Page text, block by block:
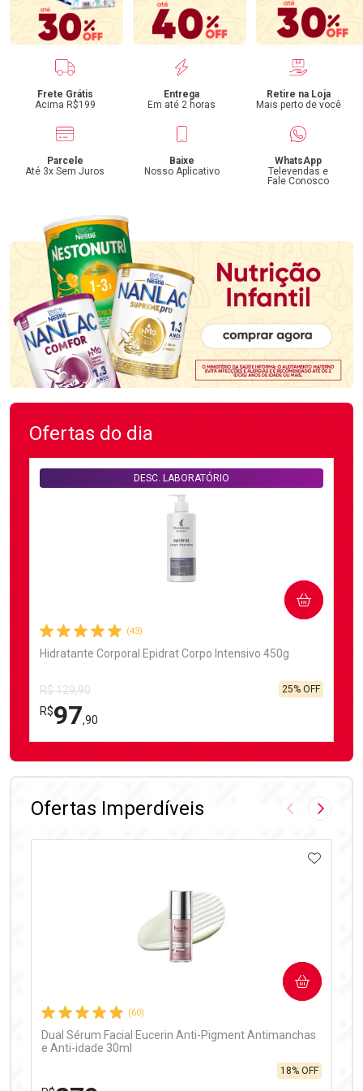
Benefícios
Frete Grátis
Acima R$199
Entrega
Em até 2 horas
Retire na Loja
Mais perto de você
Parcele
Até 3x Sem Juros
Baixe
Nosso Aplicativo
WhatsApp
Televendas e
Fale Conosco
Ofertas do dia
(43)
Hidratante Corporal Epidrat Corpo Intensivo 450g
DESC. LABORATÓRIO
R$ 129,90
R$97,90
25% OFF
COMPRAR
FECHAR
FECHAR
Ofertas Imperdíveis Imagem
(60)
Dual Sérum Facial Eucerin Anti-Pigment Antimanchas
e Anti-idade 30ml
18% OFF
COMPRAR